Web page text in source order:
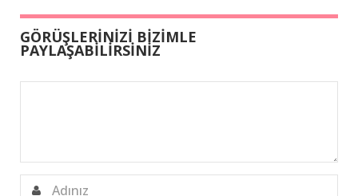
GÖRÜŞLERİNİZİ BİZİMLE
PAYLAŞABİLİRSİNİZ